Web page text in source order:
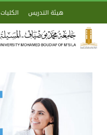
هيئة التدريس الكليات